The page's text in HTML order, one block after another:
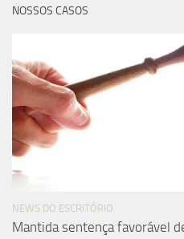
NOSSOS CASOS
NEWS DO ESCRITÓRIO
Mantida sentença favorável